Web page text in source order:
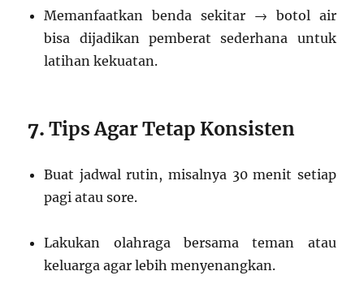
Memanfaatkan benda sekitar → botol air
bisa dijadikan pemberat sederhana untuk
latihan kekuatan.
7.Tips Agar Tetap Konsisten
Buat jadwal rutin, misalnya 30 menit setiap
pagi atau sore.
Lakukan olahraga bersama teman atau
keluarga agar lebih menyenangkan.